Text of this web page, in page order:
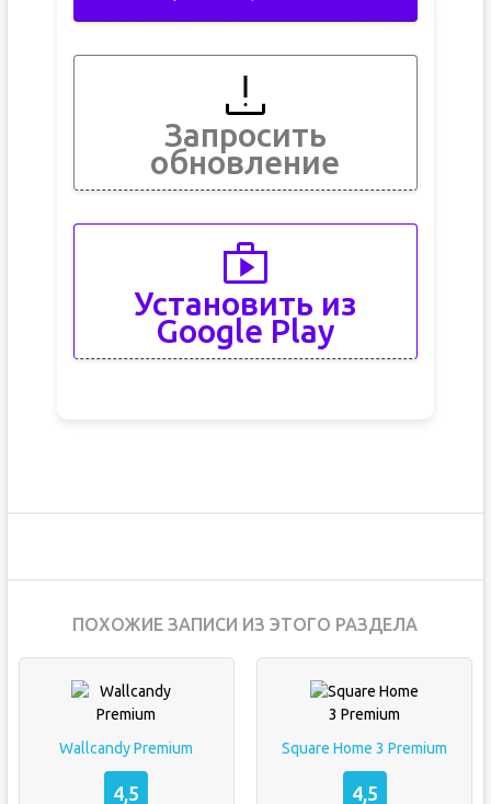
Запросить
обновление
Установить из
Google Play
ПОХОЖИЕ ЗАПИСИ ИЗ ЭТОГО РАЗДЕЛА
Wallcandy Premium
4,5
Square Home 3 Premium
4,5